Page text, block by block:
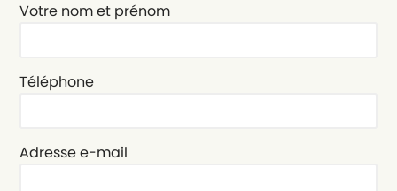
Votre nom et prénom
Téléphone
Adresse e-mail